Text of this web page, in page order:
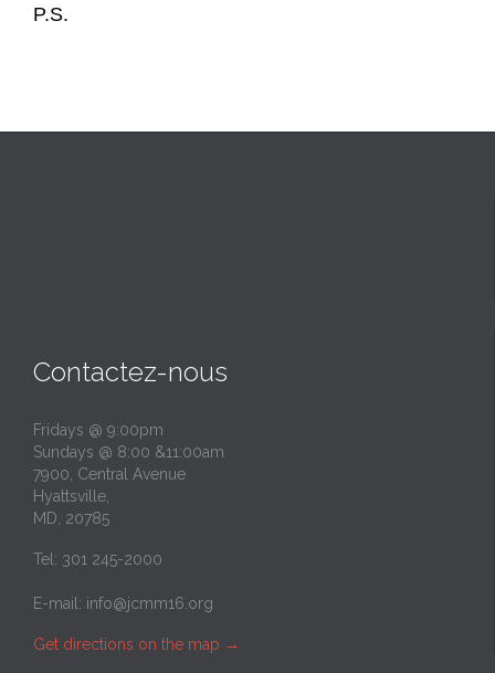
P.S.
Contactez-nous
Fridays @ 9:00pm
Sundays @ 8:00 &11:00am
7900, Central Avenue
Hyattsville,
MD, 20785
Tel: 301 245-2000
E-mail: info@jcmm16.org
Get directions on the map →